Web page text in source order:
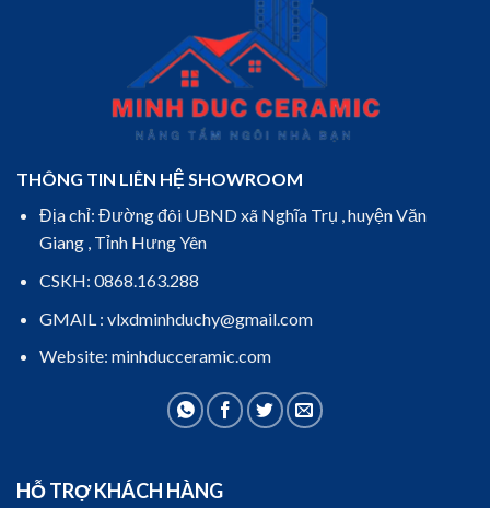
THÔNG TIN LIÊN HỆ SHOWROOM
Địa chỉ: Đường đôi UBND xã Nghĩa Trụ , huyện Văn
Giang , Tỉnh Hưng Yên
CSKH: 0868.163.288
GMAIL : vlxdminhduchy@gmail.com
Website: minhducceramic.com
HỖ TRỢ KHÁCH HÀNG